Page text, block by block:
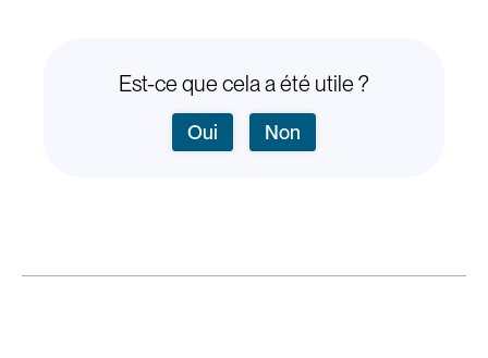
Est-ce que cela a été utile ?
Oui Non